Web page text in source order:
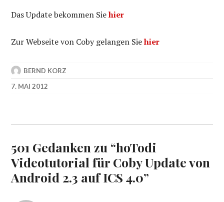
Das Update bekommen Siehier
Zur Webseite von Coby gelangen Siehier
BERND KORZ
7. MAI 2012
501 Gedanken zu “hoTodi
Videotutorial für Coby Update von
Android 2.3 auf ICS 4.0”